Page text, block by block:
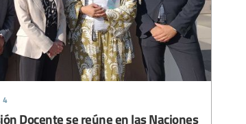
Docente se reúne en las Naciones